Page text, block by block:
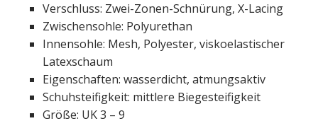
Verschluss: Zwei-Zonen-Schnürung, X-Lacing
Zwischensohle: Polyurethan
Innensohle: Mesh, Polyester, viskoelastischer
Latexschaum
Eigenschaften: wasserdicht, atmungsaktiv
Schuhsteifigkeit: mittlere Biege­stei­figkeit
Größe: UK 3 – 9